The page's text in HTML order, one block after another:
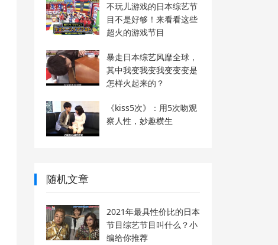
不玩儿游戏的日本综艺节
目不是好够！来看看这些
超火的游戏节目
暴走日本综艺风靡全球，
其中我变我变我变变变是
怎样火起来的？
《kiss5次》：用5次吻观
察人性，妙趣横生
随机文章
2021年最具性价比的日本
节目综艺节目叫什么？小
编给你推荐